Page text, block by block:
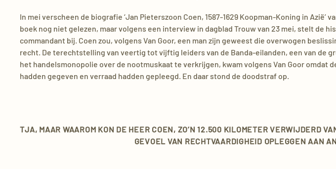
In mei verscheen de biografie ‘Jan Pieterszoon Coen, 1587-1629 Koopman-Koning in Azië’
boek nog niet gelezen, maar volgens een interview in dagblad Trouw van 23 mei, stelt de
commandant bij. Coen zou, volgens Van Goor, een man zijn geweest die overwogen
recht. De terechtstelling van veertig tot vijftig leiders van de Banda-eilanden, een van de
het handelsmonopolie over de nootmuskaat te verkrijgen, kwam volgens Van Goor omdat
hadden gegeven en verraad hadden gepleegd. En daar stond de doodstraf op.
TJA, MAAR WAAROM KON DE HEER COEN, ZO’N 12.500 KILOMETER VERWIJDERD
GEVOEL VAN RECHTVAARDIGHEID OPLEGGEN AAN